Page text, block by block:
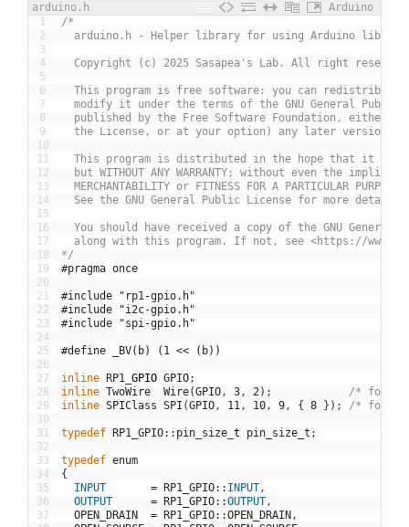
arduino.h
Arduino
1
2
3
4
5
6
7
8
9
10
11
12
13
14
15
16
17
18
19
20
21
22
23
24
25
26
27
28
29
30
31
32
33
34
35
36
37
/*
arduino.h - Helper library for using Arduino
Copyright (c) 2025 Sasapea's Lab. All right
This program is free software: you can redistribute
modify it under the terms of the GNU General Public
published by the Free Software Foundation, either
the License, or at your option) any later version.
This program is distributed in the hope that it will
but WITHOUT ANY WARRANTY; without even the implied
MERCHANTABILITY or FITNESS FOR A PARTICULAR PURPOSE.
See the GNU General Public License for more details.
You should have received a copy of the GNU General
along with this program. If not, see <https://
*/
#pragma once
#include "rp1-gpio.h"
#include "i2c-gpio.h"
#include "spi-gpio.h"
#define _BV(b) (1 << (b))
inline RP1 GPIO GPIO;
inline TwoWire Wire(GPIO, 3, 2) ;
/* for
inline SPIClass SPI (GPIO, 11, 10, 9, { 8 } ) ; /* for
typedef RP1_GPIO:: pin_size t pin_size_t ;
typedef enum
{
INPUT
= RP1_GPIO:: INPUT,
OUTPUT
= RP1_GPIO::OUTPUT,
OPEN_DRAIN
= RP1_GPIO::OPEN_DRAIN ,